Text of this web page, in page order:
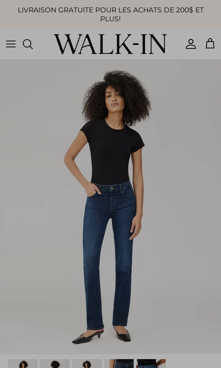
Aller au contenu
LIVRAISON GRATUITE POUR LES ACHATS DE 200$ ET
PLUS!
Compte